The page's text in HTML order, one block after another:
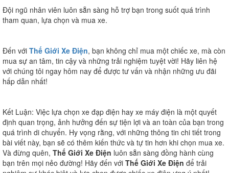
Đội ngũ nhân viên luôn sẵn sàng hỗ trợ bạn trong suốt quá trình
tham quan, lựa chọn và mua xe.
Đến với Thế Giới Xe Điện, bạn không chỉ mua một chiếc xe, mà còn
mua sự an tâm, tin cậy và những trải nghiệm tuyệt vời! Hãy liên hệ
với chúng tôi ngay hôm nay để được tư vấn và nhận những ưu đãi
hấp dẫn nhất!
Kết Luận: Việc lựa chọn xe đạp điện hay xe máy điện là một quyết
định quan trọng, ảnh hưởng đến sự tiện lợi và an toàn của bạn trong
quá trình di chuyển. Hy vọng rằng, với những thông tin chi tiết trong
bài viết này, bạn sẽ có thêm kiến thức và tự tin hơn khi chọn mua xe.
Và đừng quên, Thế Giới Xe Điện luôn sẵn sàng đồng hành cùng
bạn trên mọi nẻo đường! Hãy đến với Thế Giới Xe Điện để trải